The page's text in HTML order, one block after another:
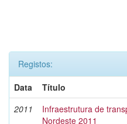
Registos:
Data
Título
2011
Infraestrutura de
Nordeste 2011